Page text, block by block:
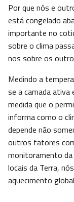
Por que nós e
está congelado
importante no
sobre o clima
nos sobre os
Medindo a
se a camada
medida que o
informa como o
depende não
outros fatores
monitoramento
locais da Terra,
aquecimento